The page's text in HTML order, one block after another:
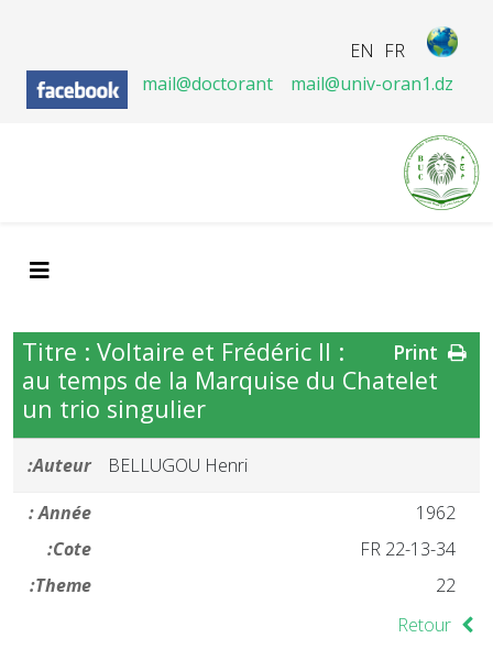
FR
EN
mail@doctorant
mail@univ-oran1.dz
Titre : Voltaire et Frédéric II :
au temps de la Marquise du Chatelet
un trio singulier
Auteur:
BELLUGOU Henri
Année :
1962
Cote:
FR 22-13-34
Theme:
22
Retour